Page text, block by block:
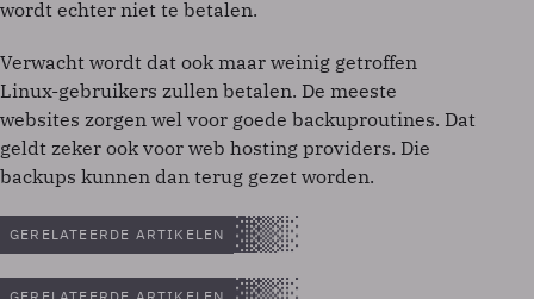
wordt echter niet te betalen.
Verwacht wordt dat ook maar weinig getroffen
Linux-gebruikers zullen betalen. De meeste
websites zorgen wel voor goede backuproutines. Dat
geldt zeker ook voor web hosting providers. Die
backups kunnen dan terug gezet worden.
GERELATEERDE ARTIKELEN